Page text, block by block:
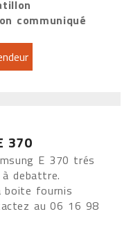
communiqué
370
E 370 trés
debattre.
boite fournis
au 06 16 98